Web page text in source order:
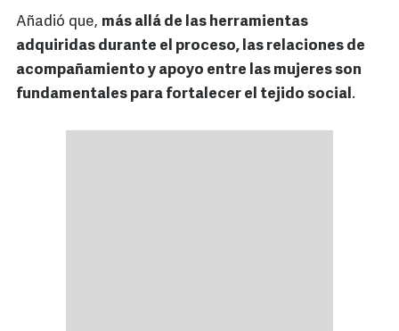
Añadió que, más allá de las herramientas
adquiridas durante el proceso, las relaciones de
acompañamiento y apoyo entre las mujeres son
fundamentales para fortalecer el tejido social.